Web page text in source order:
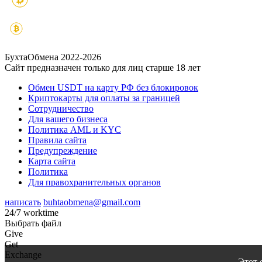
БухтаОбмена 2022-2026
Сайт предназначен только для лиц старше 18 лет
Обмен USDT на карту РФ без блокировок
Криптокарты для оплаты за границей
Сотрудничество
Для вашего бизнеса
Политика AML и KYC
Правила сайта
Предупреждение
Карта сайта
Политика
Для правохранительных органов
написать buhtaobmena@gmail.com
24/7 worktime
Выбрать файл
Give
Get
Exchange